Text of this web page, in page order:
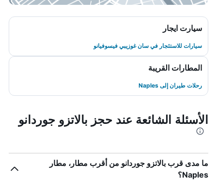
سيارت ايجار
سيارات للاستئجار في سان غوزيبي فيسوفيانو
المطارات القريبة
رحلات طيران إلى Naples
الأسئلة الشائعة عند حجز بالاتزو جوردانو
ما مدى قرب بالاتزو جوردانو من أقرب مطار، مطار
Naples؟